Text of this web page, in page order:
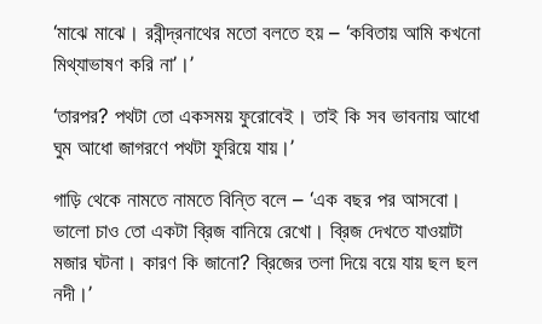
‘মাঝে মাঝে। রবীন্দ্রনাথের মতো বলতে হয় – ‘কবিতায় আমি কখনো
মিথ্যাভাষণ করি না’।’
‘তারপর? পথটা তো একসময় ফুরোবেই। তাই কি সব ভাবনায় আধো
ঘুম আধো জাগরণে পথটা ফুরিয়ে যায়।’
গাড়ি থেকে নামতে নামতে বিন্তি বলে – ‘এক বছর পর আসবো।
ভালো চাও তো একটা ব্রিজ বানিয়ে রেখো। ব্রিজ দেখতে যাওয়াটা
মজার ঘটনা। কারণ কি জানো? ব্রিজের তলা দিয়ে বয়ে যায় ছল ছল
নদী।’